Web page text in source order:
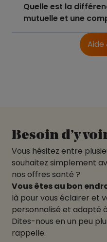
Quelle est la
mutuelle et une
Aide
Besoin d’y
Vous hésitez entre
souhaitez simplement
nos offres santé ?
Vous êtes au bon
là pour vous éclairer et
personnalisé et adapté
Dites-nous en un peu
rappelle.